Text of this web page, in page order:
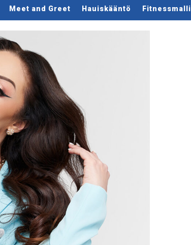
Meet and Greet Hauiskääntö Fitnessmalli